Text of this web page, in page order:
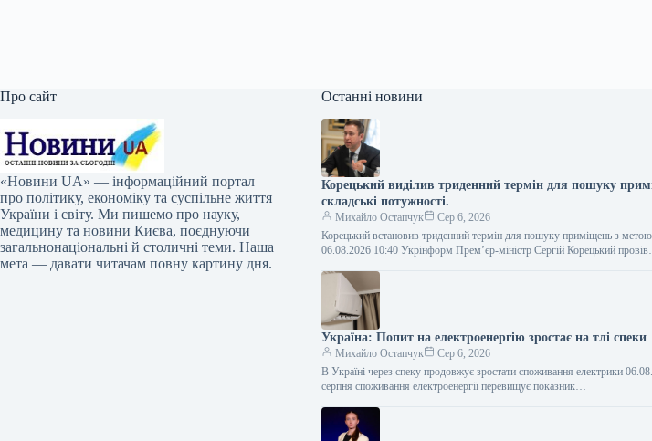
Про сайт
«Новини UA» — інформаційний портал
про політику, економіку та суспільне життя
України і світу. Ми пишемо про науку,
медицину та новини Києва, поєднуючи
загальнонаціональні й столичні теми. Наша
мета — давати читачам повну картину дня.
Останні новини
Корецький виділив триденний термін для пошуку
складські потужності.
Михайло Остапчук
Сер 6, 2026
Корецький встановив триденний термін для пошуку приміщень з
06.08.2026 10:40 Укрінформ Прем’єр-міністр Сергій Корецький
Україна: Попит на електроенергію зростає на тлі спеки
Михайло Остапчук
Сер 6, 2026
В Україні через спеку продовжує зростати споживання електрики
серпня споживання електроенергії перевищує показник…